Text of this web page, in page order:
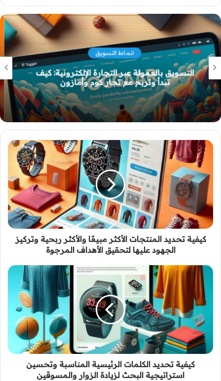
التسويق بالأفلييت
تجار كوم: الحل الأمثل لمحاربة العشوائية في
التسويق بالعمولة وتحقيق الشفافية بين التجار
والمسوقين
كيفية تحديد المنتجات الأكثر مبيعًا والأكثر ربحية وتركيز
الجهود عليها لتحقيق الأهداف المرجوة
كيفية تحديد الكلمات الرئيسية المناسبة وتحسين
استراتيجية البحث لزيادة الزوار والمسوقين